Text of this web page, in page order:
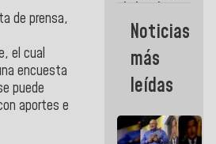
de prensa,
el cual
encuesta
puede
aportes e
de Ley de
Arrendamiento
aprobada
por la AN
Noticias
más
leídas